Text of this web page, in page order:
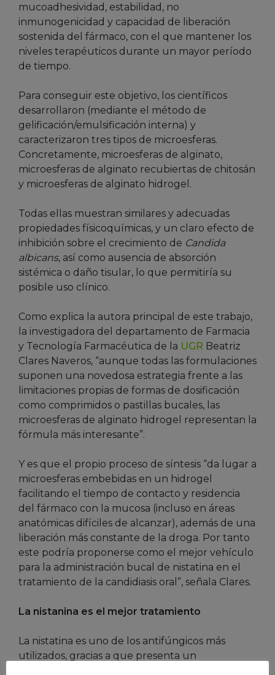
mucoadhesividad, estabilidad, no
inmunogenicidad y capacidad de liberación
sostenida del fármaco, con el que mantener los
niveles terapéuticos durante un mayor período
de tiempo.
Para conseguir este objetivo, los científicos
desarrollaron (mediante el método de
gelificación/emulsificación interna) y
caracterizaron tres tipos de microesferas.
Concretamente, microesferas de alginato,
microesferas de alginato recubiertas de chitosán
y microesferas de alginato hidrogel.
Todas ellas muestran similares y adecuadas
propiedades físicoquímicas, y un claro efecto de
inhibición sobre el crecimiento de Candida
albicans, así como ausencia de absorción
sistémica o daño tisular, lo que permitiría su
posible uso clínico.
Como explica la autora principal de este trabajo,
la investigadora del departamento de Farmacia
y Tecnología Farmacéutica de la UGR Beatriz
Clares Naveros, “aunque todas las formulaciones
suponen una novedosa estrategia frente a las
limitaciones propias de formas de dosificación
como comprimidos o pastillas bucales, las
microesferas de alginato hidrogel representan la
fórmula más interesante”.
Y es que el propio proceso de síntesis “da lugar a
microesferas embebidas en un hidrogel
facilitando el tiempo de contacto y residencia
del fármaco con la mucosa (incluso en áreas
anatómicas difíciles de alcanzar), además de una
liberación más constante de la droga. Por tanto
este podría proponerse como el mejor vehículo
para la administración bucal de nistatina en el
tratamiento de la candidiasis oral”, señala Clares.
La nistanina es el mejor tratamiento
La nistatina es uno de los antifúngicos más
utilizados, gracias a que presenta un